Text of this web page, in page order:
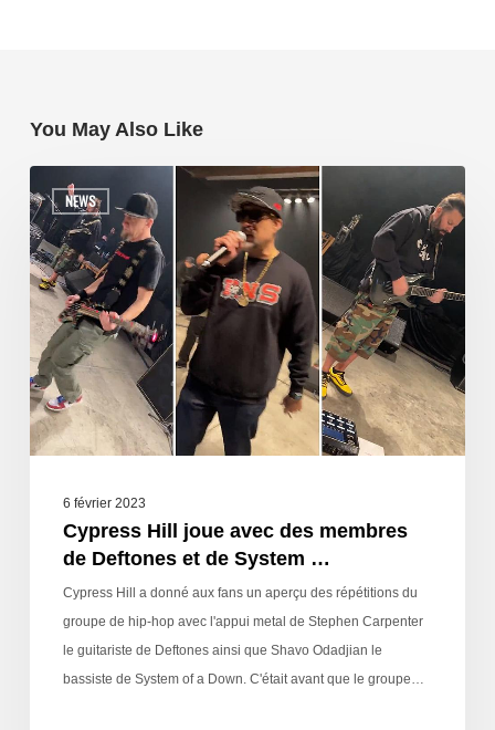
You May Also Like
NEWS
6 février 2023
Cypress Hill joue avec des membres
de Deftones et de System …
Cypress Hill a donné aux fans un aperçu des répétitions du
groupe de hip-hop avec l'appui metal de Stephen Carpenter
le guitariste de Deftones ainsi que Shavo Odadjian le
bassiste de System of a Down. C'était avant que le groupe…